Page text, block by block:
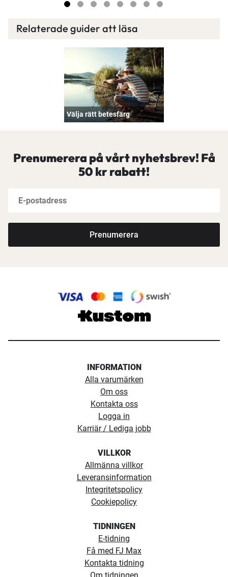
Relaterade guider att läsa
Välja rätt betesfärg
Prenumerera på vårt nyhetsbrev! Få
50 kr rabatt!
Prenumerera
INFORMATION
Alla varumärken
Om oss
Kontakta oss
Logga in
Karriär / Lediga jobb
VILLKOR
Allmänna villkor
Leveransinformation
Integritetspolicy
Cookiepolicy
TIDNINGEN
E-tidning
Få med FJ Max
Kontakta tidning